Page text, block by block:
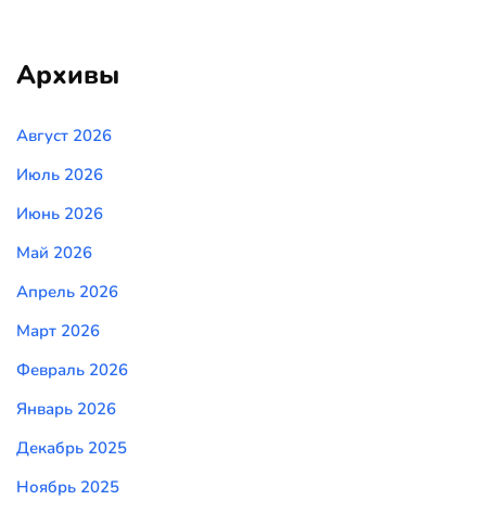
Архивы
Август 2026
Июль 2026
Июнь 2026
Май 2026
Апрель 2026
Март 2026
Февраль 2026
Январь 2026
Декабрь 2025
Ноябрь 2025